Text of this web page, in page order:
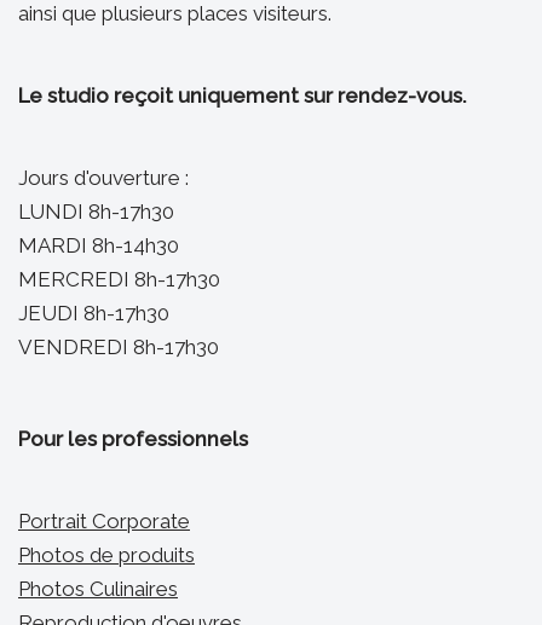
ainsi que plusieurs places visiteurs.
Le studio reçoit uniquement sur rendez-vous.
Jours d'ouverture :
LUNDI 8h-17h30
MARDI 8h-14h30
MERCREDI 8h-17h30
JEUDI 8h-17h30
VENDREDI 8h-17h30
Pour les professionnels
Portrait Corporate
Photos de produits
Photos Culinaires